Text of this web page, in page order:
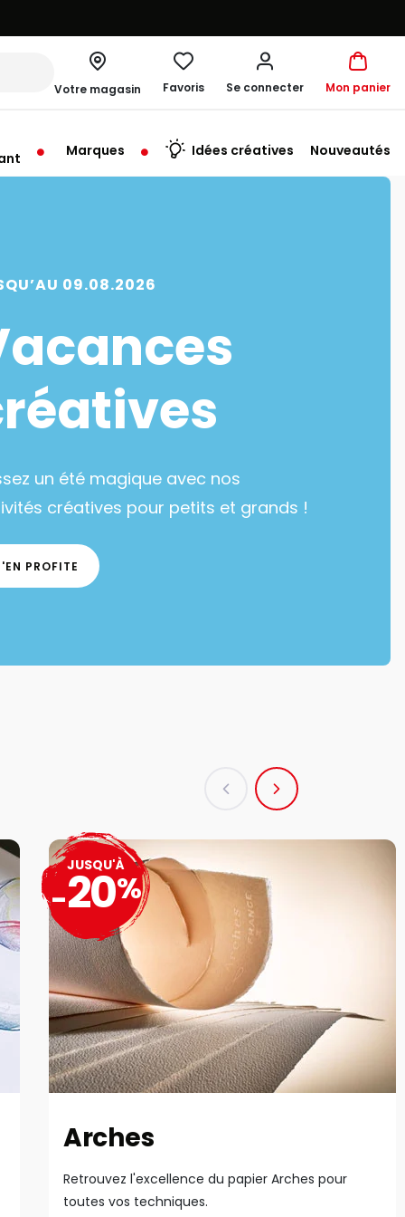
Votre magasin
à 19:00
Favoris Se connecter Mon panier
Marques Idées créatives Nouveautés
09.08.2026
un été magique avec nos
créatives pour petits et grands !
PROFITE
Arches
Retrouvez l'excellence du papier Arches pour
toutes vos techniques.
JUSQU'À
-20%